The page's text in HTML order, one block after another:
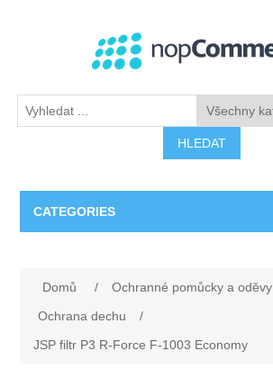
HLEDAT
CATEGORIES
Oděvy
Drogerie a ostatní vybavení
Domů / Ochranné pomůcky a oděvy
Ochrana dechu
/
JSP filtr P3 R-Force F-1003 Economy